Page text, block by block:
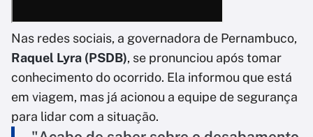
Nas redes sociais, a governadora de Pernambuco,
Raquel Lyra (PSDB), se pronunciou após tomar
conhecimento do ocorrido. Ela informou que está
em viagem, mas já acionou a equipe de segurança
para lidar com a situação.